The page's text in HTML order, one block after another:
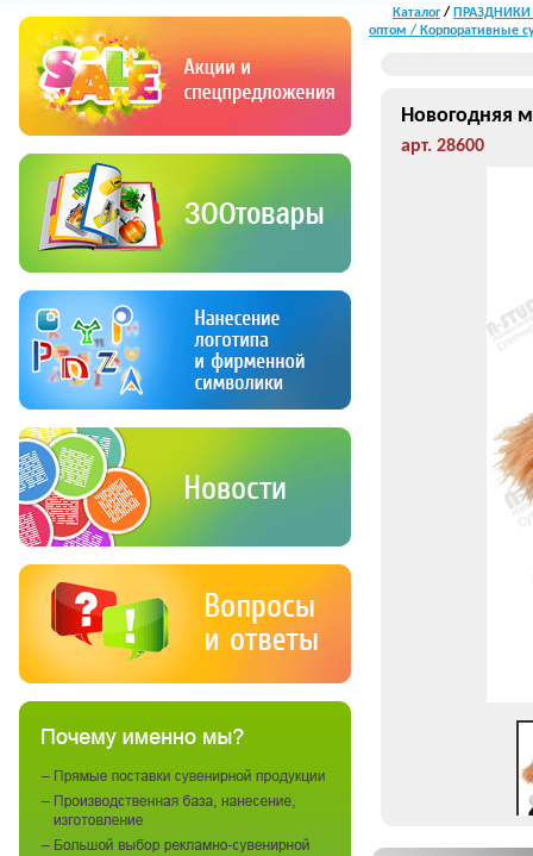
Каталог/ ПРАЗДНИКИ
оптом / Корпоративные
Новогодняя
арт. 28600